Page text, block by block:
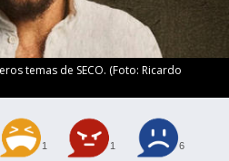
temas de SECO. (Foto: Ricardo
1 1 6